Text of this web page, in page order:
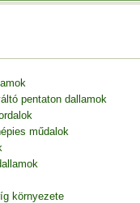
pentaton dallamok
műdalok
környezete